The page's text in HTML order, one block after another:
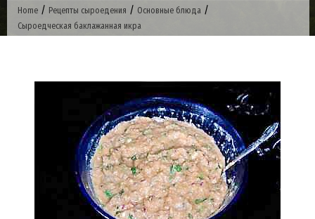
Home / Рецепты сыроедения / Основные блюда /
Сыроедческая баклажанная икра